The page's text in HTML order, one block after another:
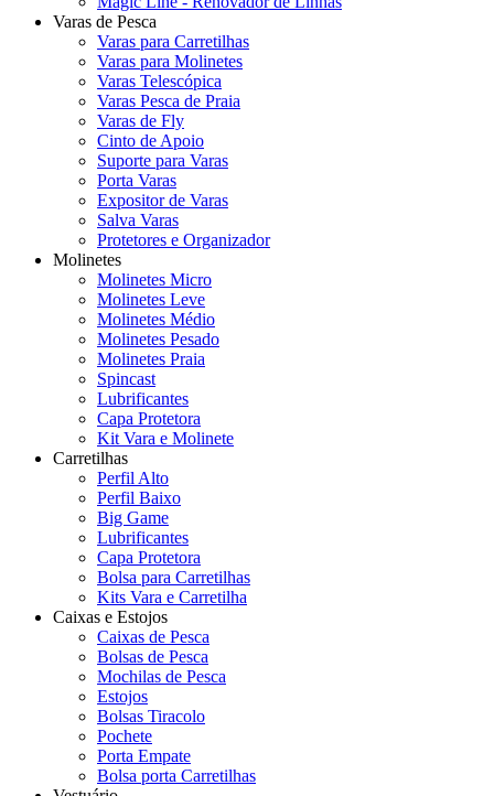
Varas de Pesca
Varas para Carretilhas
Varas para Molinetes
Varas Telescópica
Varas Pesca de Praia
Varas de Fly
Cinto de Apoio
Suporte para Varas
Porta Varas
Expositor de Varas
Salva Varas
Protetores e Organizador
Molinetes
Molinetes Micro
Molinetes Leve
Molinetes Médio
Molinetes Pesado
Molinetes Praia
Spincast
Lubrificantes
Capa Protetora
Kit Vara e Molinete
Carretilhas
Perfil Alto
Perfil Baixo
Big Game
Lubrificantes
Capa Protetora
Bolsa para Carretilhas
Kits Vara e Carretilha
Caixas e Estojos
Caixas de Pesca
Bolsas de Pesca
Mochilas de Pesca
Estojos
Bolsas Tiracolo
Pochete
Porta Empate
Bolsa porta Carretilhas